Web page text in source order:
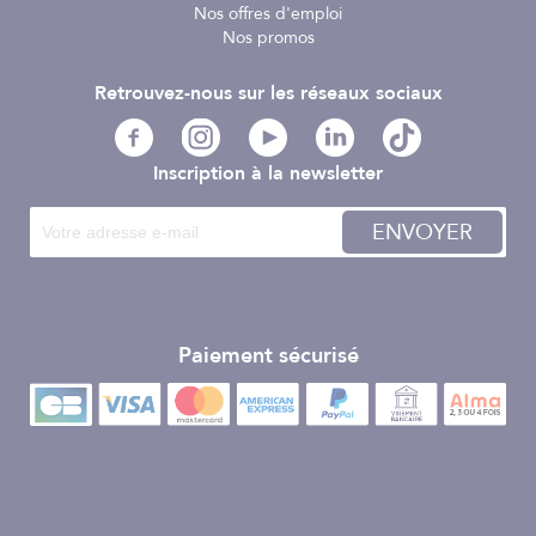
Nos offres d'emploi
Nos promos
Inscription à la newsletter
ENVOYER
Paiement sécurisé
Retrouvez-nous sur les réseaux sociaux